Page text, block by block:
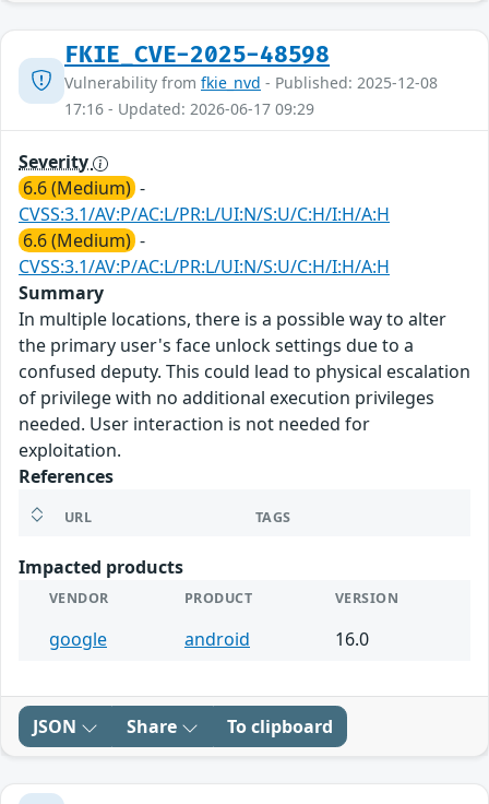
FKIE_CVE-2025-48598
Vulnerability from fkie_nvd - Published: 2025-12-08
17:16 - Updated: 2026-06-17 09:29
Severity
6.6 (Medium) -
CVSS:3.1/AV:P/AC:L/PR:L/UI:N/S:U/C:H/I:H/A:H
6.6 (Medium) -
CVSS:3.1/AV:P/AC:L/PR:L/UI:N/S:U/C:H/I:H/A:H
Summary
In multiple locations, there is a possible way to alter
the primary user's face unlock settings due to a
confused deputy. This could lead to physical escalation
of privilege with no additional execution privileges
needed. User interaction is not needed for
exploitation.
References
URL TAGS
Impacted products
VENDOR PRODUCT VERSION
google android 16.0
JSON Share To clipboard